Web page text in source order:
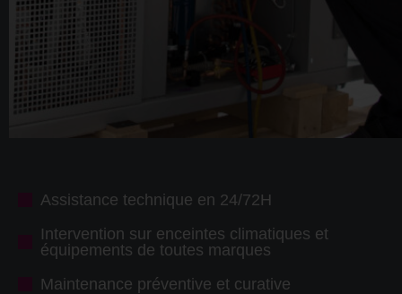
Assistance technique en 24/72H
Intervention sur enceintes climatiques et
équipements de toutes marques
Maintenance préventive et curative